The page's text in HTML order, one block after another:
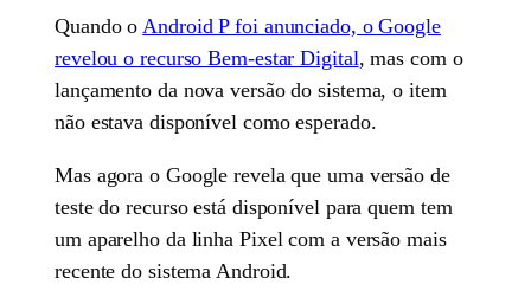
Quando o Android P foi anunciado, o Google
revelou o recurso Bem-estar Digital, mas com o
lançamento da nova versão do sistema, o item
não estava disponível como esperado.
Mas agora o Google revela que uma versão de
teste do recurso está disponível para quem tem
um aparelho da linha Pixel com a versão mais
recente do sistema Android.